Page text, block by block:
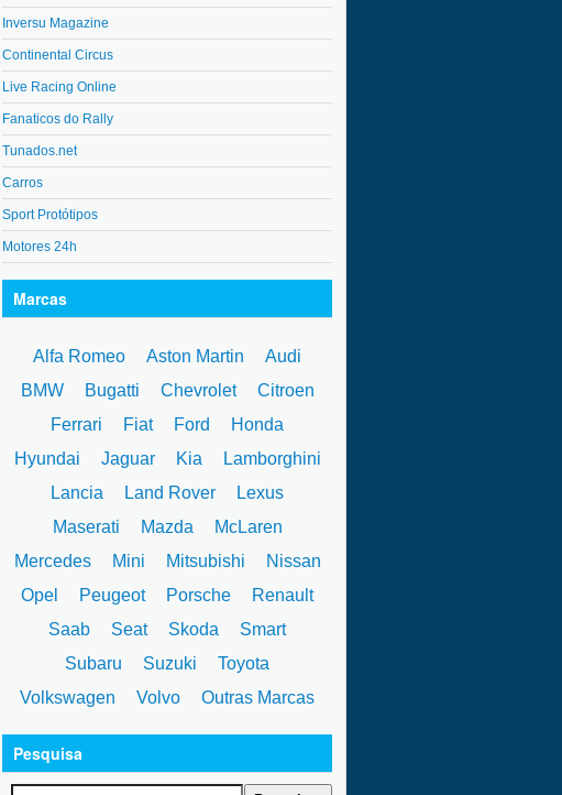
Inversu Magazine
Continental Circus
Live Racing Online
Fanaticos do Rally
Tunados.net
Carros
Sport Protótipos
Motores 24h
Marcas
Alfa Romeo Aston Martin
Audi
BMW
Bugatti Chevrolet
Citroen
Ferrari
Fiat Ford
Honda
Hyundai
Jaguar Kia
Lamborghini
Lancia
Land Rover
Lexus
Maserati
Mazda
McLaren
Mercedes
Mini Mitsubishi
Nissan
Opel
Peugeot Porsche
Renault
Saab
Seat Skoda
Smart
Subaru
Suzuki
Toyota
Volkswagen
Volvo Outras Marcas
Pesquisa